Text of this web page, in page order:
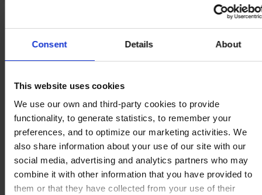
Consent Details About
This website uses cookies
We use our own and third-party cookies to provide
functionality, to generate statistics, to remember your
preferences, and to optimize our marketing activities. We
also share information about your use of our site with our
social media, advertising and analytics partners who may
combine it with other information that you have provided to
them or that they have collected from your use of their
Zrównoważony rozwój
GŁÓWNE BIURO
Hempel Paints (Poland) Sp. z o.o.
Ul. Szymanowskiego 2
80-280 Gdansk
Polska
SKONTAKTUJ SIĘ Z NAMI
Tel:
+48 (58) 5218900